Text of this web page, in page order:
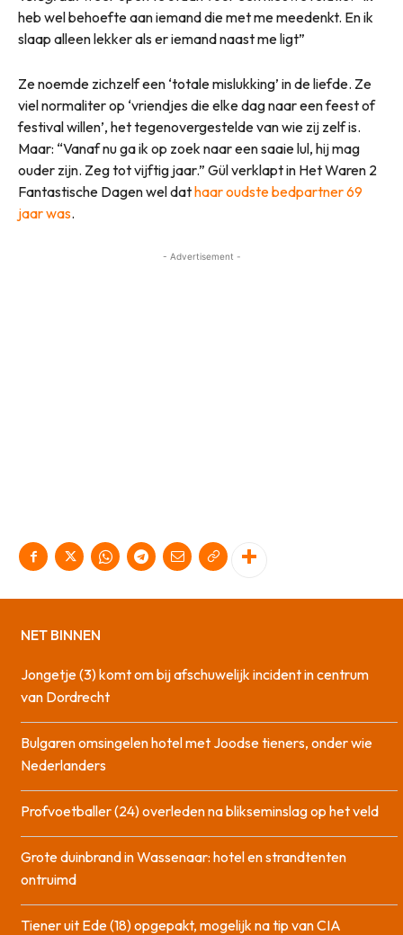
heb wel behoefte aan iemand die met me meedenkt. En ik
slaap alleen lekker als er iemand naast me ligt”
Ze noemde zichzelf een ‘totale mislukking’ in de liefde. Ze
viel normaliter op ‘vriendjes die elke dag naar een feest of
festival willen’, het tegenovergestelde van wie zij zelf is.
Maar: “Vanaf nu ga ik op zoek naar een saaie lul, hij mag
ouder zijn. Zeg tot vijftig jaar.” Gül verklapt in Het Waren 2
Fantastische Dagen wel dathaar oudste bedpartner 69
jaar was.
- Advertisement -
NET BINNEN
Jongetje (3) komt om bij afschuwelijk incident in centrum
van Dordrecht
Bulgaren omsingelen hotel met Joodse tieners, onder wie
Nederlanders
Profvoetballer (24) overleden na blikseminslag op het veld
Grote duinbrand in Wassenaar: hotel en strandtenten
ontruimd
Tiener uit Ede (18) opgepakt, mogelijk na tip van CIA